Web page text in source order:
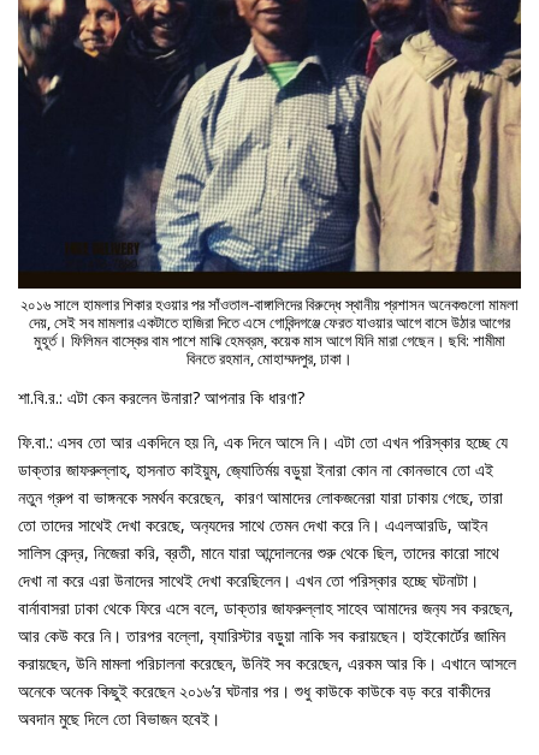
২০১৬ সালে হামলার শিকার হওয়ার পর সাঁওতাল-বাঙ্গালিদের বিরুদ্ধে স্থানীয় প্রশাসন অনেকগুলো মামলা
দেয়, সেই সব মামলার একটাতে হাজিরা দিতে এসে গোবিন্দগঞ্জে ফেরত যাওয়ার আগে বাসে উঠার আগের
মুহূর্ত। ফিলিমন বাস্কের বাম পাশে মাঝি হেমব্রম, কয়েক মাস আগে যিনি মারা গেছেন। ছবি: শামীমা
বিনতে রহমান, মোহাম্মদপুর, ঢাকা।
শা.বি.র.: এটা কেন করলেন উনারা? আপনার কি ধারণা?
ফি.বা.: এসব তো আর একদিনে হয় নি, এক দিনে আসে নি। এটা তো এখন পরিস্কার হচ্ছে যে
ডাক্তার জাফরুল্লাহ, হাসনাত কাইয়ুম, জ‍্যোতির্ময় বড়ুয়া ইনারা কোন না কোনভাবে তো এই
নতুন গ্রুপ বা ভাঙ্গনকে সমর্থন করেছেন, কারণ আমাদের লোকজনেরা যারা ঢাকায় গেছে, তারা
তো তাদের সাথেই দেখা করেছে, অন‍্যদের সাথে তেমন দেখা করে নি। এএলআরডি, আইন
সালিস কেন্দ্র, নিজেরা করি, ব্রতী, মানে যারা আন্দোলনের শুরু থেকে ছিল, তাদের কারো সাথে
দেখা না করে এরা উনাদের সাথেই দেখা করেছিলেন। এখন তো পরিস্কার হচ্ছে ঘটনাটা।
বার্নাবাসরা ঢাকা থেকে ফিরে এসে বলে, ডাক্তার জাফরুল্লাহ সাহেব আমাদের জন‍্য সব করছেন,
আর কেউ করে নি। তারপর বল্লো, ব‍্যারিস্টার বড়ুয়া নাকি সব করায়ছেন। হাইকোর্টের জামিন
করায়ছেন, উনি মামলা পরিচালনা করেছেন, উনিই সব করেছেন, এরকম আর কি। এখানে আসলে
অনেকে অনেক কিছুই করেছেন ২০১৬’র ঘটনার পর। শুধু কাউকে কাউকে বড় করে বাকীদের
অবদান মুছে দিলে তো বিভাজন হবেই।